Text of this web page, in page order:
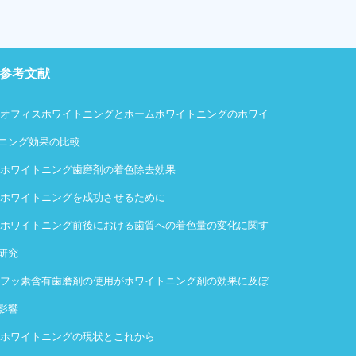
参考文献
オフィスホワイトニングとホームホワイトニングのホワイ
ング効果の比較
ホワイトニング歯磨剤の着色除去効果
ホワイトニングを成功させるために
ホワイトニング前後における歯質への着色量の変化に関す
究
フッ素含有歯磨剤の使用がホワイトニング剤の効果に及ぼ
響
ホワイトニングの現状とこれから